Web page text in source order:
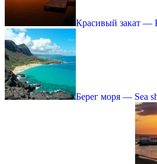
Красивый закат —
Берег моря — Sea